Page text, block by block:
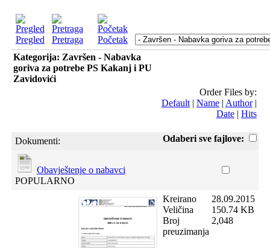
Pregled Pretraga
Početak
Kategorija: Završen - Nabavka
goriva za potrebe PS Kakanj i PU
Zavidovići
Order Files by:
Default| Name| Author|
Date| Hits
Odaberi sve fajlove:
Dokumenti:
Obavještenje o nabavci
POPULARNO
Kreirano
Veličina
Broj
preuzimanja
28.09.2015
150.74 KB
2,048